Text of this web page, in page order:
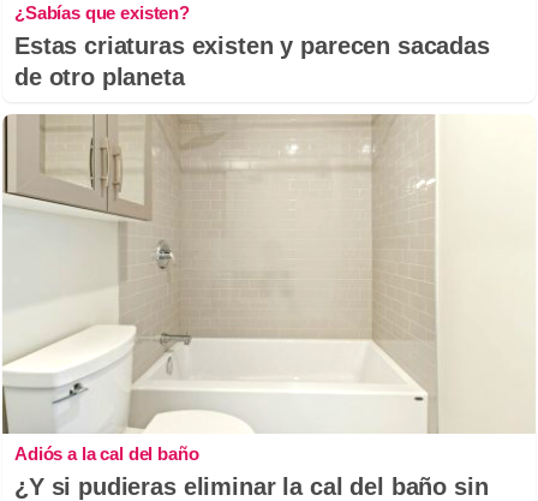
¿Sabías que existen?
Estas criaturas existen y parecen sacadas
de otro planeta
Adiós a la cal del baño
¿Y si pudieras eliminar la cal del baño sin